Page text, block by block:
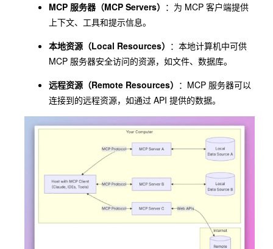
MCP 服务器（MCP Servers） ：为 MCP 客户端提供
上下文、工具和提示信息。
本地资源（Local Resources） ：本地计算机中可供
MCP 服务器安全访问的资源，如文件、数据库。
远程资源（Remote Resources） ：MCP 服务器可以
连接到的远程资源，如通过 API 提供的数据。